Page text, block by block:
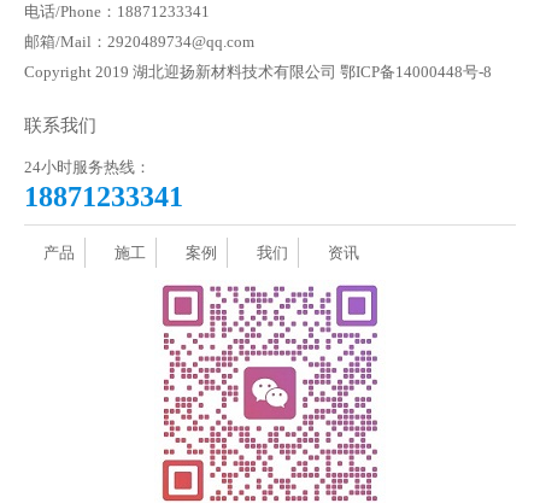
电话/Phone：18871233341
邮箱/Mail：2920489734@qq.com
Copyright 2019 湖北迎扬新材料技术有限公司 鄂ICP备14000448号-8
联系我们
24小时服务热线：
18871233341
产品 施工 案例 我们 资讯